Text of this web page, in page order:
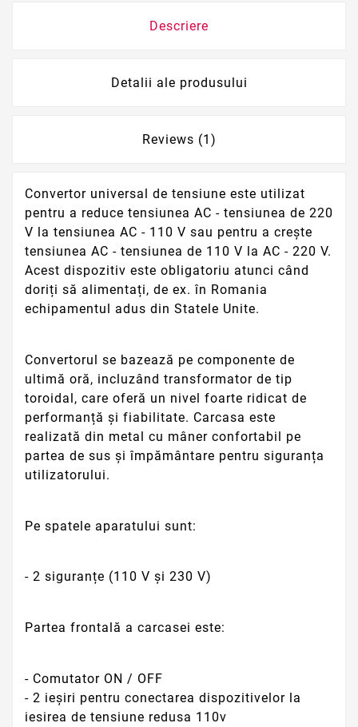
Descriere
Detalii ale produsului
Reviews (1)
Convertor universal de tensiune este utilizat
pentru a reduce tensiunea AC - tensiunea de 220
V la tensiunea AC - 110 V sau pentru a crește
tensiunea AC - tensiunea de 110 V la AC - 220 V.
Acest dispozitiv este obligatoriu atunci când
doriți să alimentați, de ex. în Romania
echipamentul adus din Statele Unite.
Convertorul se bazează pe componente de
ultimă oră, incluzând transformator de tip
toroidal, care oferă un nivel foarte ridicat de
performanță și fiabilitate. Carcasa este
realizată din metal cu mâner confortabil pe
partea de sus și împământare pentru siguranța
utilizatorului.
Pe spatele aparatului sunt:
- 2 siguranțe (110 V și 230 V)
Partea frontală a carcasei este:
- Comutator ON / OFF
- 2 ieșiri pentru conectarea dispozitivelor la
iesirea de tensiune redusa 110v